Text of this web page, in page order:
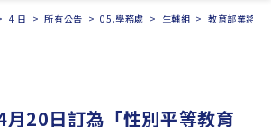
4 日 > 所有公告 > 05.學務處 > 生輔組 > 教育部業將4
月20日訂為「性別平等教育